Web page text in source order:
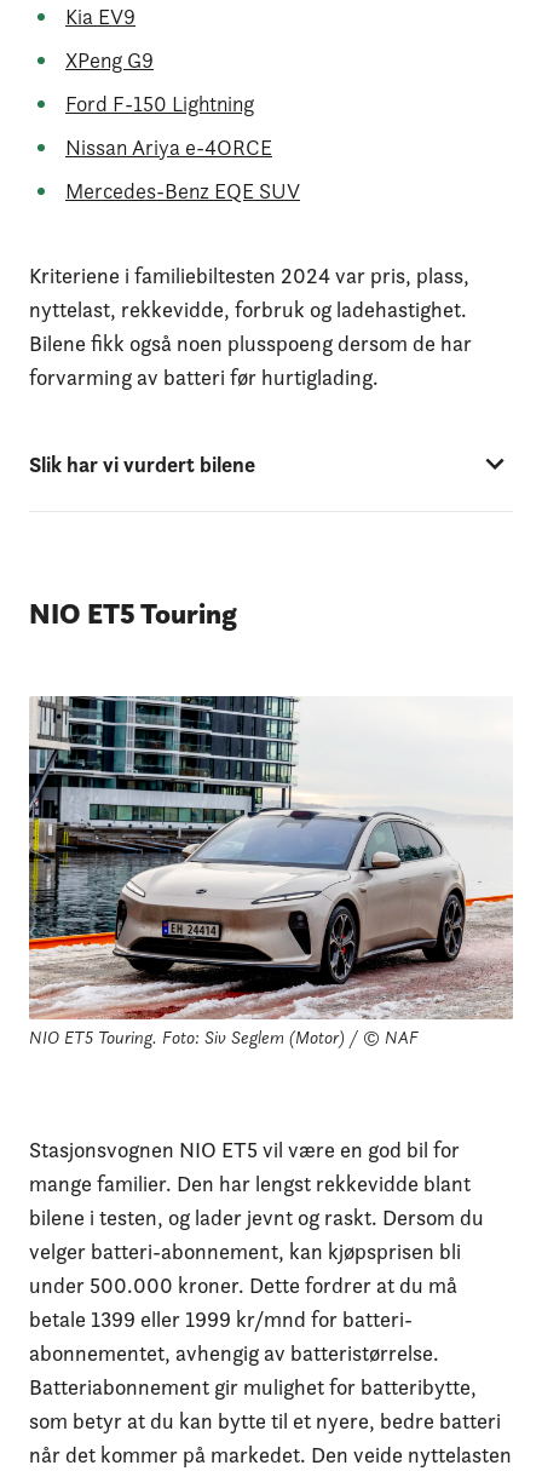
Kia EV9
XPeng G9
Ford F-150 Lightning
Nissan Ariya e-4ORCE
Mercedes-Benz EQE SUV
Kriteriene i familiebiltesten 2024 var pris, plass,
nyttelast, rekkevidde, forbruk og ladehastighet.
Bilene fikk også noen plusspoeng dersom de har
forvarming av batteri før hurtiglading.
Slik har vi vurdert bilene
NIO ET5 Touring
NIO ET5 Touring. Foto: Siv Seglem (Motor) / © NAF
Stasjonsvognen NIO ET5 vil være en god bil for
mange familier. Den har lengst rekkevidde blant
bilene i testen, og lader jevnt og raskt. Dersom du
velger batteri-abonnement, kan kjøpsprisen bli
under 500.000 kroner. Dette fordrer at du må
betale 1399 eller 1999 kr/mnd for batteri-
abonnementet, avhengig av batteristørrelse.
Batteriabonnement gir mulighet for batteribytte,
som betyr at du kan bytte til et nyere, bedre batteri
når det kommer på markedet. Den veide nyttelasten